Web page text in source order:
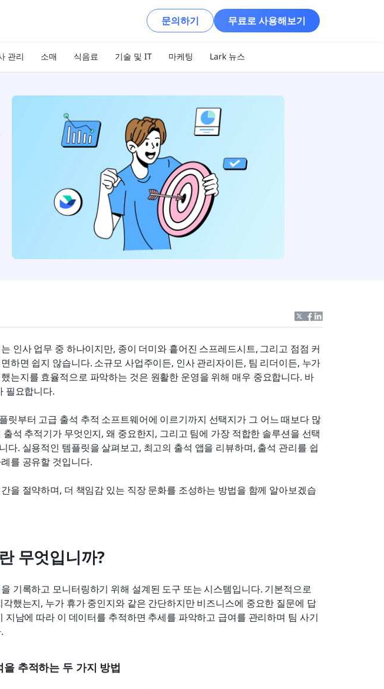
문의하기 무료로 사용해보기
관리 소매 식음료 기술 및 IT 마케팅 Lark 뉴스
인사 업무 중 하나이지만, 종이 더미와 흩어진 스프레드시트, 그리고 점점 커
하면 쉽지 않습니다. 소규모 사업주이든, 인사 관리자이든, 팀 리더이든, 누가
는지를 효율적으로 파악하는 것은 원활한 운영을 위해 매우 중요합니다. 바
필요합니다.
릿부터 고급 출석 추적 소프트웨어에 이르기까지 선택지가 그 어느 때보다 많
석 추적기가 무엇인지, 왜 중요한지, 그리고 팀에 가장 적합한 솔루션을 선택
다. 실용적인 템플릿을 살펴보고, 최고의 출석 앱을 리뷰하며, 출석 관리를 쉽
를 공유할 것입니다.
을 절약하며, 더 책임감 있는 직장 문화를 조성하는 방법을 함께 알아보겠습
무엇입니까?
기록하고 모니터링하기 위해 설계된 도구 또는 시스템입니다. 기본적으로
했는지, 누가 휴가 중인지와 같은 간단하지만 비즈니스에 중요한 질문에 답
지남에 따라 이 데이터를 추적하면 추세를 파악하고 급여를 관리하며 팀 사기
추적하는 두 가지 방법